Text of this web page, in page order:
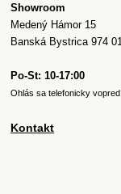
Showroom
Medený Hámor 15
Banská Bystrica 974 01
Po-St: 10-17:00
Ohlás sa telefonicky vopred
Kontakt